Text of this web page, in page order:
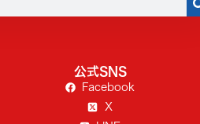
公式SNS
Facebook
X